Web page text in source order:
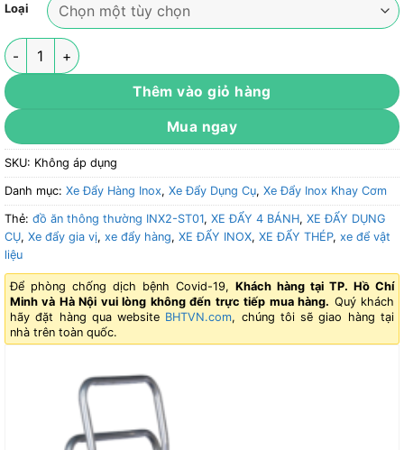
Loại
Xe đẩy gia vị, đồ ăn XBH-0315A số lượng
Thêm vào giỏ hàng
Mua ngay
SKU: Không áp dụng
Danh mục: Xe Đẩy Hàng Inox, Xe Đẩy Dụng Cụ, Xe Đẩy Inox Khay Cơm
Thẻ: đồ ăn thông thường INX2-ST01, XE ĐẨY 4 BÁNH, XE ĐẨY DỤNG
CỤ, Xe đẩy gia vị, xe đẩy hàng, XE ĐẨY INOX, XE ĐẨY THÉP, xe để vật
liệu
Để phòng chống dịch bệnh Covid-19, Khách hàng tại TP. Hồ Chí
Minh và Hà Nội vui lòng không đến trực tiếp mua hàng. Quý khách
hãy đặt hàng qua website BHTVN.com, chúng tôi sẽ giao hàng tại
nhà trên toàn quốc.